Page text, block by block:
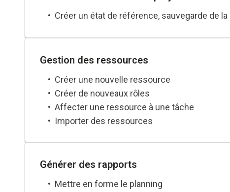
Créer un état de référence, sauvegarde de
Gestion des ressources
Créer une nouvelle ressource
Créer de nouveaux rôles
Affecter une ressource à une tâche
Importer des ressources
Générer des rapports
Mettre en forme le planning